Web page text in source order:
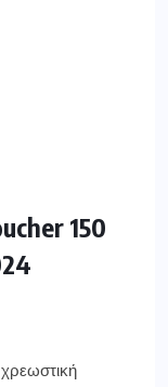
150